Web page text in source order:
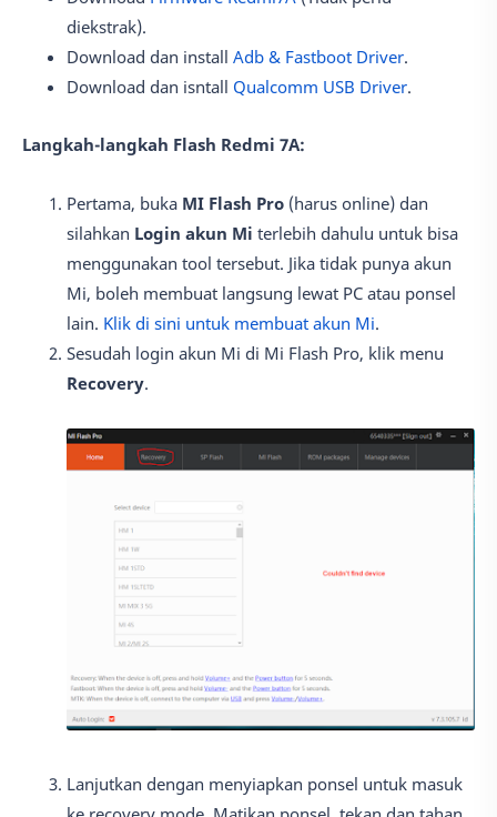
diekstrak).
Download dan install Adb & Fastboot Driver.
Download dan isntall Qualcomm USB Driver.
Langkah-langkah Flash Redmi 7A:
Pertama, buka MI Flash Pro (harus online) dan
silahkan Login akun Mi terlebih dahulu untuk bisa
menggunakan tool tersebut. Jika tidak punya akun
Mi, boleh membuat langsung lewat PC atau ponsel
lain. Klik di sini untuk membuat akun Mi.
Sesudah login akun Mi di Mi Flash Pro, klik menu
Recovery.
Lanjutkan dengan menyiapkan ponsel untuk masuk